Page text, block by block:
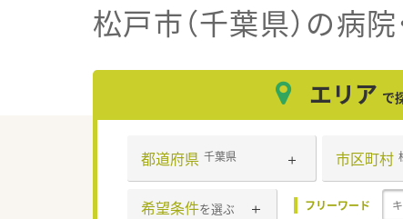
松戸市（千葉県）の病
エリア で
都道府県 千葉県 市区町村
希望条件を選ぶ フリーワード